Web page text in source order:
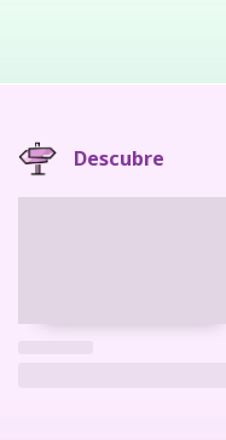
Descubre